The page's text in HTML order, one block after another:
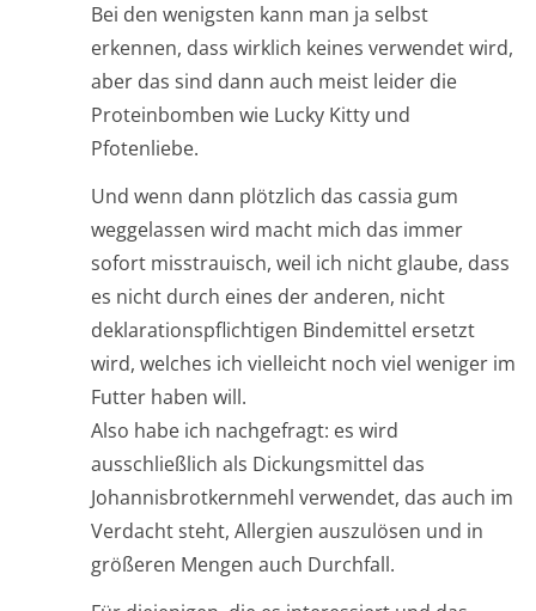
Bei den wenigsten kann man ja selbst
erkennen, dass wirklich keines verwendet wird,
aber das sind dann auch meist leider die
Proteinbomben wie Lucky Kitty und
Pfotenliebe.
Und wenn dann plötzlich das cassia gum
weggelassen wird macht mich das immer
sofort misstrauisch, weil ich nicht glaube, dass
es nicht durch eines der anderen, nicht
deklarationspflichtigen Bindemittel ersetzt
wird, welches ich vielleicht noch viel weniger im
Futter haben will.
Also habe ich nachgefragt: es wird
ausschließlich als Dickungsmittel das
Johannisbrotkernmehl verwendet, das auch im
Verdacht steht, Allergien auszulösen und in
größeren Mengen auch Durchfall.